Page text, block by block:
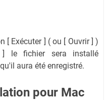
[ Exécuter ] ( ou [ Ouvrir ] )
le fichier sera installé
aura été enregistré.
pour Mac